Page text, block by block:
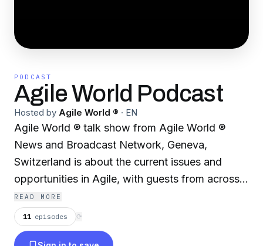
PODCAST
Agile World Podcast
Hosted by Agile World ® · EN
Agile World ® talk show from Agile World ®
News and Broadcast Network, Geneva,
Switzerland is about the current issues and
opportunities in Agile, with guests from across
the globe. There are now ten talk shows in ten
languages. We have a great team of twenty four
hosts with more joining each week. More shows
READ MORE
11 episodes ⟳